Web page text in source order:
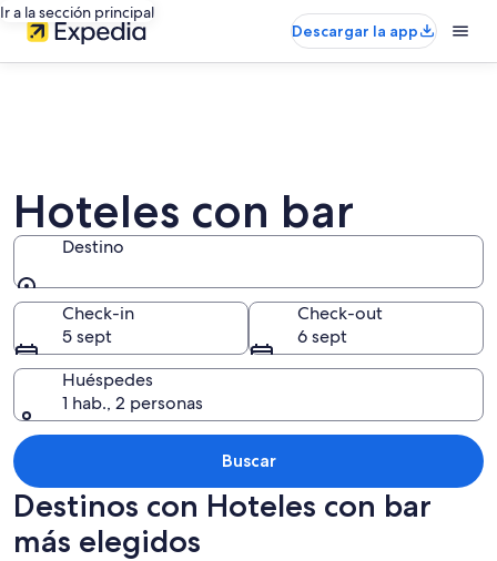
Ir a la sección principal
Descargar la app
Hoteles con bar
Destino
Destino
Check-in
5 sept
Check-out
6 sept
Huéspedes
1 hab., 2 personas
Buscar
Destinos con Hoteles con bar
más elegidos